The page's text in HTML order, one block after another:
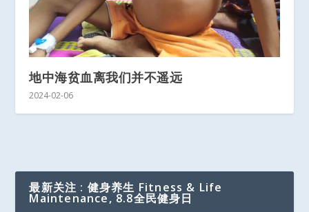
地中海贫血离我们并不遥远
2024-02-06
最新关注 : 健身养生 Fitness & Life
Maintenance, 8.8全民健身日